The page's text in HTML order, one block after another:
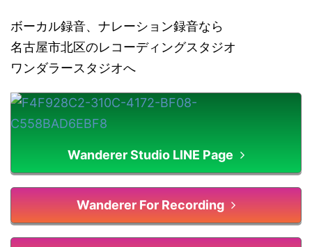
ボーカル録音、ナレーション録音なら
名古屋市北区のレコーディングスタジオ
ワンダラースタジオへ
Wanderer Studio LINE Page
Wanderer For Recording